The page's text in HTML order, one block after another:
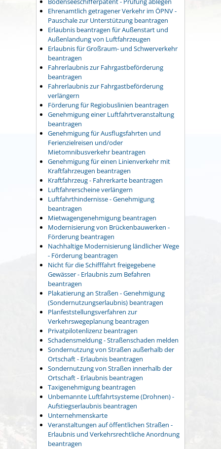
Ehrenamtlich getragener Verkehr im ÖPNV -
Pauschale zur Unterstützung beantragen
Erlaubnis beantragen für Außenstart und
Außenlandung von Luftfahrzeugen
Erlaubnis für Großraum- und Schwerverkehr
beantragen
Fahrerlaubnis zur Fahrgastbeförderung
beantragen
Fahrerlaubnis zur Fahrgastbeförderung
verlängern
Förderung für Regiobuslinien beantragen
Genehmigung einer Luftfahrtveranstaltung
beantragen
Genehmigung für Ausflugsfahrten und
Ferienzielreisen und/oder
Mietomnibusverkehr beantragen
Genehmigung für einen Linienverkehr mit
Kraftfahrzeugen beantragen
Kraftfahrzeug - Fahrerkarte beantragen
Luftfahrerscheine verlängern
Luftfahrthindernisse - Genehmigung
beantragen
Mietwagengenehmigung beantragen
Modernisierung von Brückenbauwerken -
Förderung beantragen
Nachhaltige Modernisierung ländlicher Wege
- Förderung beantragen
Nicht für die Schifffahrt freigegebene
Gewässer - Erlaubnis zum Befahren
beantragen
Plakatierung an Straßen - Genehmigung
(Sondernutzungserlaubnis) beantragen
Planfeststellungsverfahren zur
Verkehrswegeplanung beantragen
Privatpilotenlizenz beantragen
Schadensmeldung - Straßenschaden melden
Sondernutzung von Straßen außerhalb der
Ortschaft - Erlaubnis beantragen
Sondernutzung von Straßen innerhalb der
Ortschaft - Erlaubnis beantragen
Taxigenehmigung beantragen
Unbemannte Luftfahrtsysteme (Drohnen) -
Aufstiegserlaubnis beantragen
Unternehmenskarte
Veranstaltungen auf öffentlichen Straßen -
Erlaubnis und Verkehrsrechtliche Anordnung
beantragen